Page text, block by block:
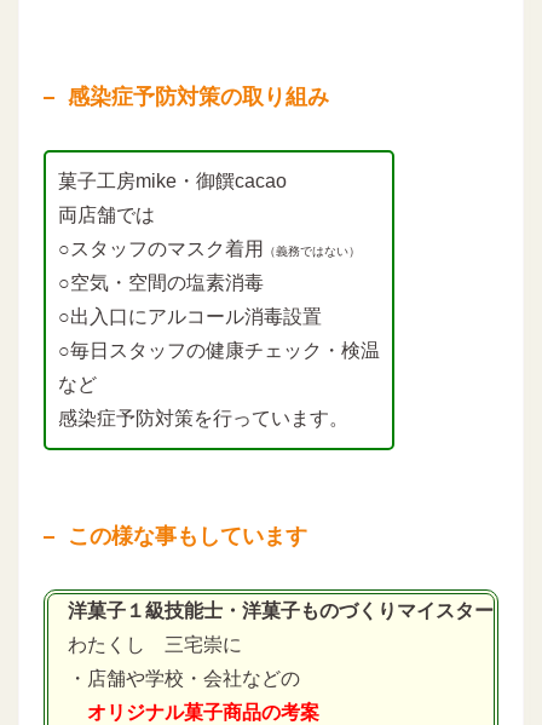
感染症予防対策の取り組み
菓子工房mike・御饌cacao
両店舗では
○スタッフのマスク着用
（義務ではない）
○空気・空間の塩素消毒
○出入口にアルコール消毒設置
○毎日スタッフの健康チェック・検温
など
感染症予防対策を行っています。
この様な事もしています
洋菓子１級技能士・洋菓子ものづくりマイスター
わたくし 三宅崇に
・店舗や学校・会社などの
オリジナル菓子商品の考案